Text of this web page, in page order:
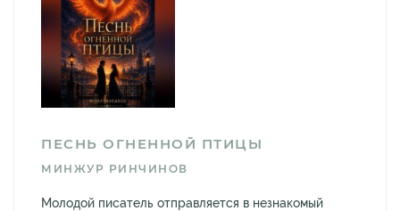
ПЕСНЬ ОГНЕННОЙ ПТИЦЫ
МИНЖУР РИНЧИНОВ
Молодой писатель отправляется в незнакомый